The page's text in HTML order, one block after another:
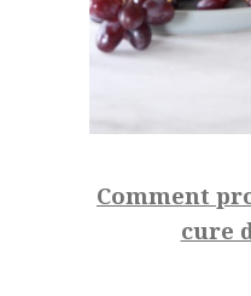
Comment
cure